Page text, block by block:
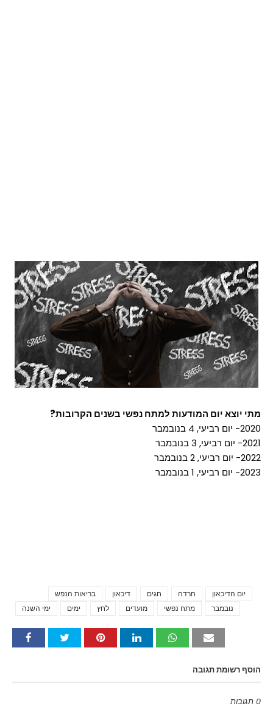
מתי יוצא יום המודעות למתח נפשי בשנים הקרובות?
2020- יום רביעי, 4 בנובמבר
2021- יום רביעי, 3 בנובמבר
2022- יום רביעי, 2 בנובמבר
2023- יום רביעי, 1 בנובמבר
בריאות הנפש דיכאון חגים חרדה
יום הדיכאון
ימי השנה
ימים לחץ מועדים מתח נפשי נובמבר
הוסף רשומת תגובה
0 תגובות